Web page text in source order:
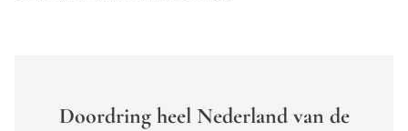
Doordring heel Nederland van de